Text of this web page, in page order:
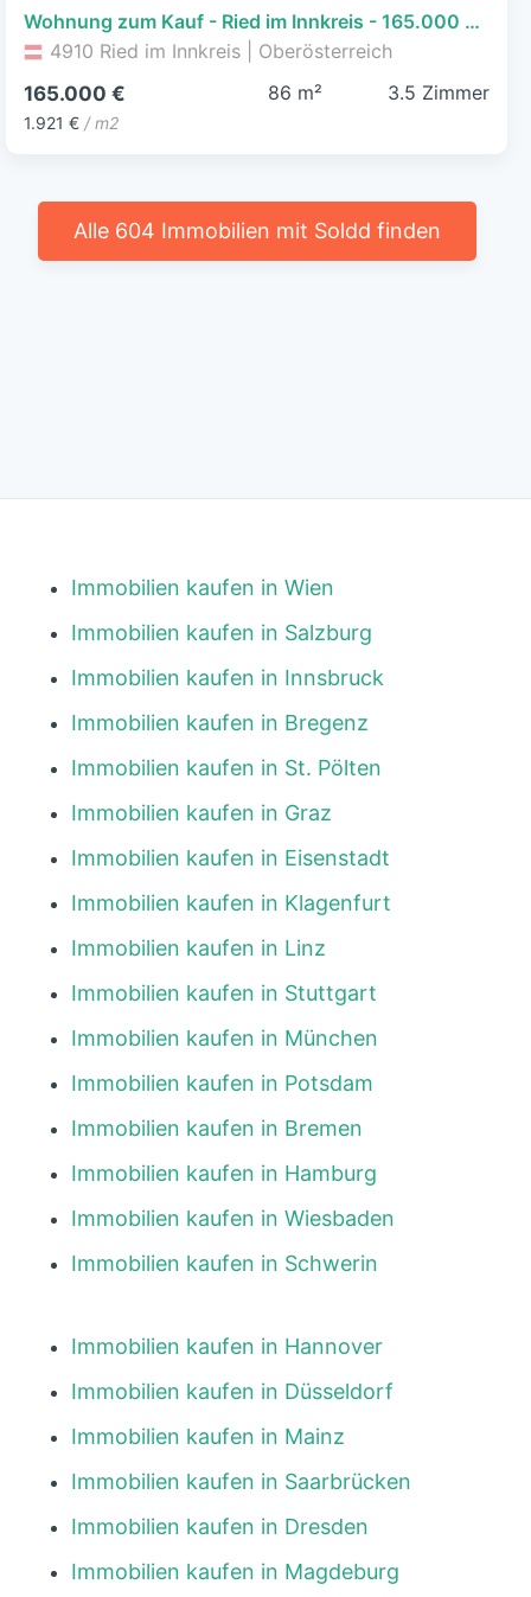
Wohnung zum Kauf - Ried im Innkreis - 165.000 € - 3,5 Zimmer, 85,9 m², EG
4910 Ried im Innkreis | Oberösterreich
165.000 €
1.921 € / m2
86 m² 3.5 Zimmer
Alle 604 Immobilien mit Soldd finden
Immobilien kaufen in Wien
Immobilien kaufen in Salzburg
Immobilien kaufen in Innsbruck
Immobilien kaufen in Bregenz
Immobilien kaufen in St. Pölten
Immobilien kaufen in Graz
Immobilien kaufen in Eisenstadt
Immobilien kaufen in Klagenfurt
Immobilien kaufen in Linz
Immobilien kaufen in Stuttgart
Immobilien kaufen in München
Immobilien kaufen in Potsdam
Immobilien kaufen in Bremen
Immobilien kaufen in Hamburg
Immobilien kaufen in Wiesbaden
Immobilien kaufen in Schwerin
Immobilien kaufen in Hannover
Immobilien kaufen in Düsseldorf
Immobilien kaufen in Mainz
Immobilien kaufen in Saarbrücken
Immobilien kaufen in Dresden
Immobilien kaufen in Magdeburg